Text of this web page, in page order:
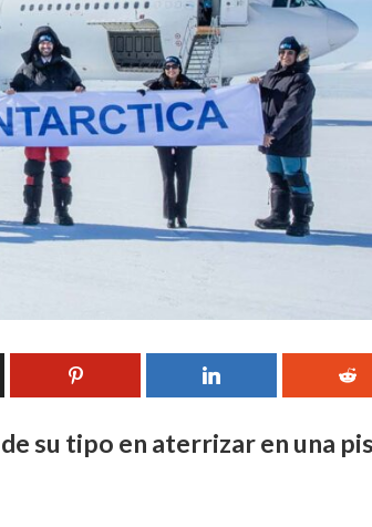
su tipo en aterrizar en una